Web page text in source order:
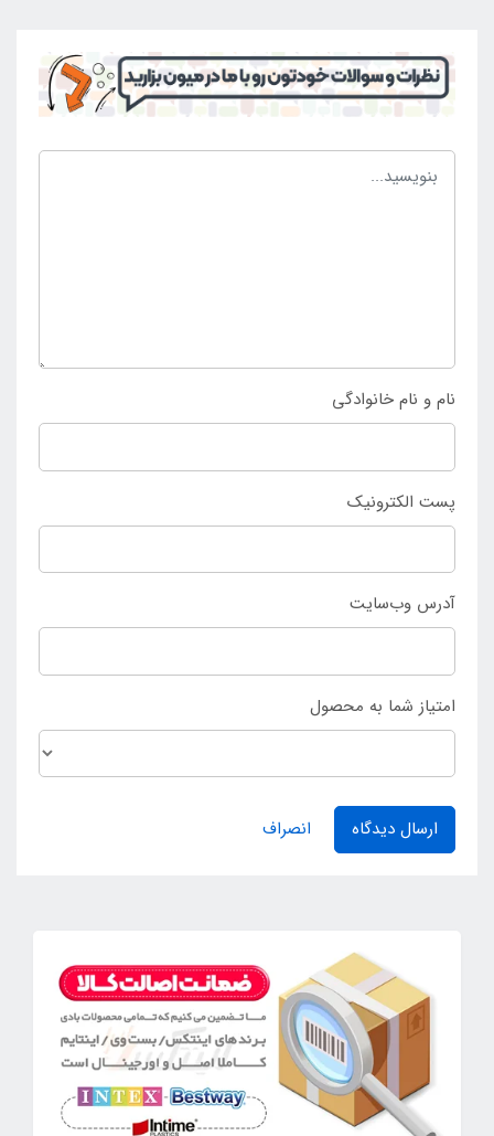
سایر پمپ های بادی بیش تر است و می توان به راحتی
نمونه پر فروش آن را خریداری کرد. پمپ باد فندکی
خریداری می باشد.
نام و نام خانوادگی
پست الکترونیک
آدرس وب‌سایت
امتیاز شما به محصول
ارسال دیدگاه انصراف